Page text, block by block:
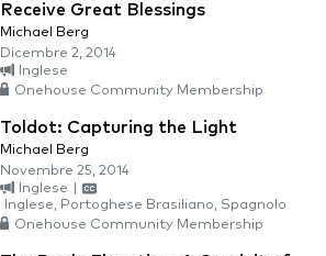
Receive Great Blessings
Michael Berg
Dicembre 2, 2014
Inglese
Onehouse Community Membership
Toldot: Capturing the Light
Michael Berg
Novembre 25, 2014
Inglese
Inglese, Portoghese Brasiliano, Spagnolo
Onehouse Community Membership